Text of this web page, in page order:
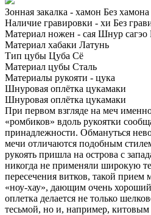
Зонная закалка - хамон Без хамона
Наличие гравировки - хи Без
Материал ножен - сая Шнур сагэо
Материал хабаки Латунь
Тип цубы Цуба Сё
Материал цубы Сталь
Материалы рукояти - цука
Шнуровая оплётка цукамаки
Шнуровая оплётка цукамаки
При первом взгляде на меч
«ромбиков» вдоль рукоятки
принадлежности. Обмануться
мечи отличаются подобным
рукоять пришла на острова с
никогда не применяли широкую
пересечения витков, такой прием
«ноу-хау», дающим очень хороший
оплетка делается не только
тесьмой, но и, например,